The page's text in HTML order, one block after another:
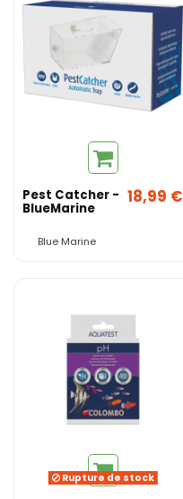
Pest Catcher -
BlueMarine
Blue Marine
18,99 €
Rupture de stock